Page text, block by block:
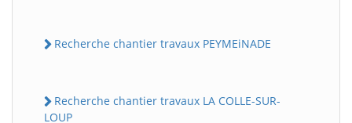
Recherche chantier travaux PEYMEiNADE
Recherche chantier travaux LA COLLE-SUR-
LOUP